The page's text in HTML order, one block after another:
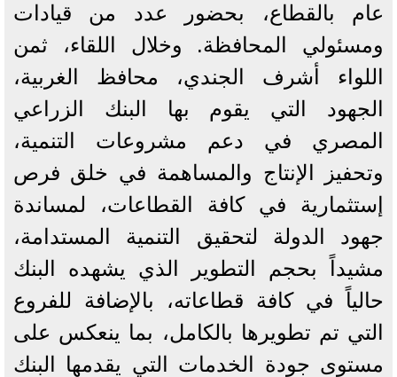
عام بالقطاع، بحضور عدد من قيادات
ومسئولي المحافظة. وخلال اللقاء، ثمن
اللواء أشرف الجندي، محافظ الغربية،
الجهود التي يقوم بها البنك الزراعي
المصري في دعم مشروعات التنمية،
وتحفيز الإنتاج والمساهمة في خلق فرص
إستثمارية في كافة القطاعات، لمساندة
جهود الدولة لتحقيق التنمية المستدامة،
مشيداً بحجم التطوير الذي يشهده البنك
حالياً في كافة قطاعاته، بالإضافة للفروع
التي تم تطويرها بالكامل، بما ينعكس على
مستوى جودة الخدمات التي يقدمها البنك